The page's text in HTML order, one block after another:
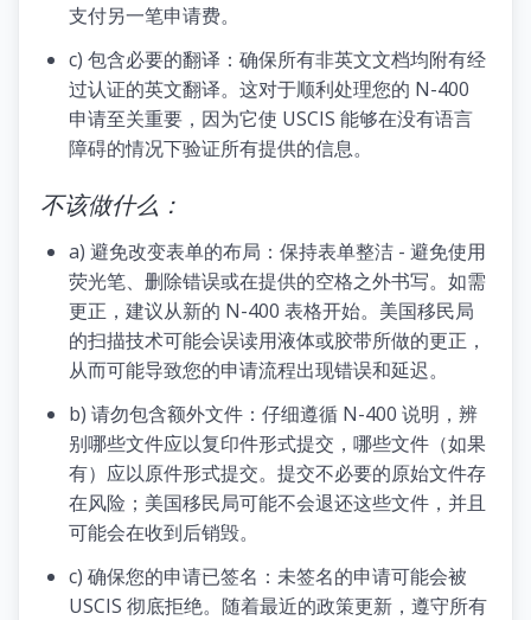
支付另一笔申请费。
c) 包含必要的翻译：确保所有非英文文档均附有经
过认证的英文翻译。这对于顺利处理您的 N-400
申请至关重要，因为它使 USCIS 能够在没有语言
障碍的情况下验证所有提供的信息。
不该做什么：
a) 避免改变表单的布局：保持表单整洁 - 避免使用
荧光笔、删除错误或在提供的空格之外书写。如需
更正，建议从新的 N-400 表格开始。美国移民局
的扫描技术可能会误读用液体或胶带所做的更正，
从而可能导致您的申请流程出现错误和延迟。
b) 请勿包含额外文件：仔细遵循 N-400 说明，辨
别哪些文件应以复印件形式提交，哪些文件（如果
有）应以原件形式提交。提交不必要的原始文件存
在风险；美国移民局可能不会退还这些文件，并且
可能会在收到后销毁。
c) 确保您的申请已签名：未签名的申请可能会被
USCIS 彻底拒绝。随着最近的政策更新，遵守所有